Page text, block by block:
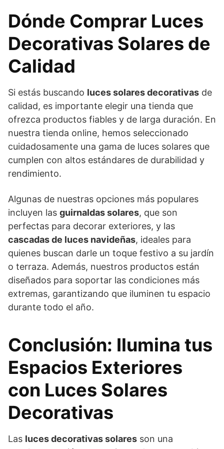
Dónde Comprar Luces
Decorativas Solares de
Calidad
Si estás buscando luces solares decorativas de
calidad, es importante elegir una tienda que
ofrezca productos fiables y de larga duración. En
nuestra tienda online, hemos seleccionado
cuidadosamente una gama de luces solares que
cumplen con altos estándares de durabilidad y
rendimiento.
Algunas de nuestras opciones más populares
incluyen las guirnaldas solares, que son
perfectas para decorar exteriores, y las
cascadas de luces navideñas, ideales para
quienes buscan darle un toque festivo a su jardín
o terraza. Además, nuestros productos están
diseñados para soportar las condiciones más
extremas, garantizando que iluminen tu espacio
durante todo el año.
Conclusión: Ilumina tus
Espacios Exteriores
con Luces Solares
Decorativas
Las luces decorativas solares son una